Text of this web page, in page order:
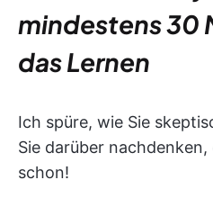
mindestens 30
das Lernen
Ich spüre, wie Sie
Sie darüber
schon!